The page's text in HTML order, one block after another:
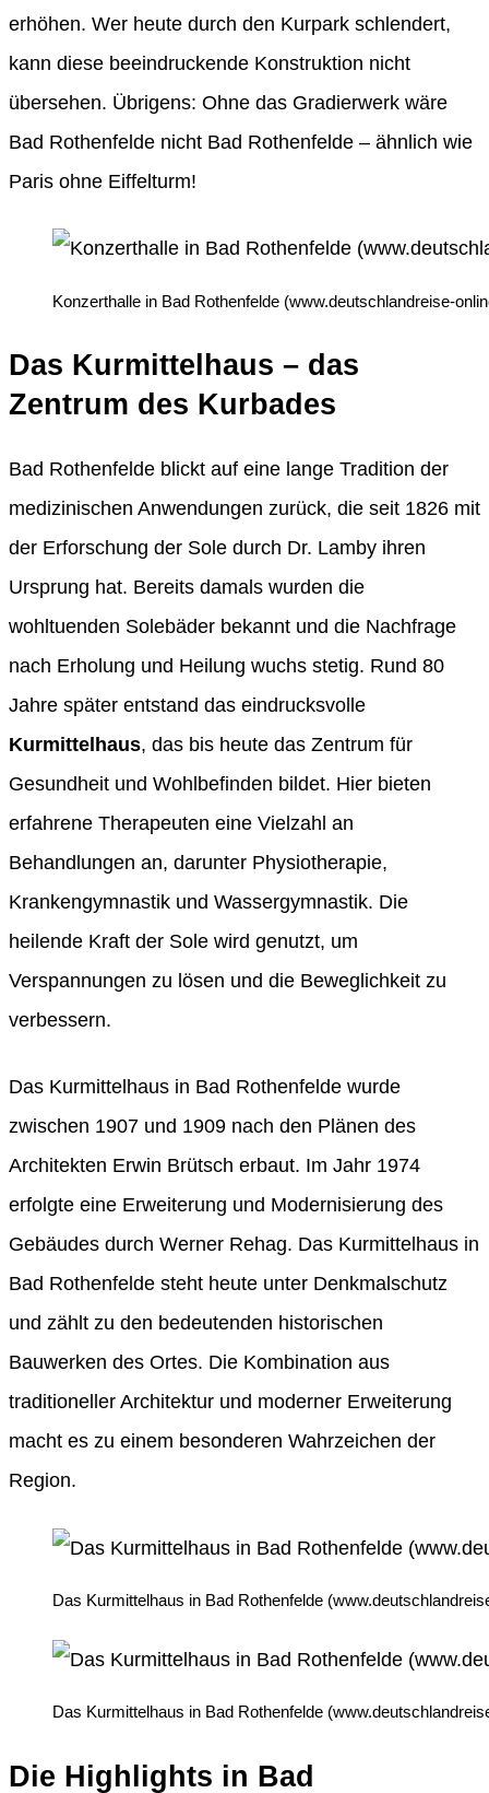
erhöhen. Wer heute durch den Kurpark schlendert,
kann diese beeindruckende Konstruktion nicht
übersehen. Übrigens: Ohne das Gradierwerk wäre
Bad Rothenfelde nicht Bad Rothenfelde – ähnlich wie
Paris ohne Eiffelturm!
Konzerthalle in Bad Rothenfelde (www.deutschlandreise-
Das Kurmittelhaus – das
Zentrum des Kurbades
Bad Rothenfelde blickt auf eine lange Tradition der
medizinischen Anwendungen zurück, die seit 1826 mit
der Erforschung der Sole durch Dr. Lamby ihren
Ursprung hat. Bereits damals wurden die
wohltuenden Solebäder bekannt und die Nachfrage
nach Erholung und Heilung wuchs stetig. Rund 80
Jahre später entstand das eindrucksvolle
Kurmittelhaus, das bis heute das Zentrum für
Gesundheit und Wohlbefinden bildet. Hier bieten
erfahrene Therapeuten eine Vielzahl an
Behandlungen an, darunter Physiotherapie,
Krankengymnastik und Wassergymnastik. Die
heilende Kraft der Sole wird genutzt, um
Verspannungen zu lösen und die Beweglichkeit zu
verbessern.
Das Kurmittelhaus in Bad Rothenfelde wurde
zwischen 1907 und 1909 nach den Plänen des
Architekten Erwin Brütsch erbaut. Im Jahr 1974
erfolgte eine Erweiterung und Modernisierung des
Gebäudes durch Werner Rehag. Das Kurmittelhaus in
Bad Rothenfelde steht heute unter Denkmalschutz
und zählt zu den bedeutenden historischen
Bauwerken des Ortes. Die Kombination aus
traditioneller Architektur und moderner Erweiterung
macht es zu einem besonderen Wahrzeichen der
Region.
Das Kurmittelhaus in Bad Rothenfelde
Das Kurmittelhaus in Bad Rothenfelde
Die Highlights in Bad